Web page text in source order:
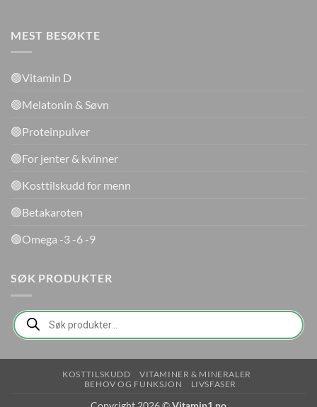
MEST BESØKTE
🟢Vitamin D
🟢Melatonin & Søvn
🟢Proteinpulver
🟢For jenter & kvinner
🟢Kosttilskudd for menn
🟢Betakaroten
🟢Omega -3 -6 -9
SØK PRODUKTER
Products
search
KOSTTILSKUDD
VITAMINER & MINERALER
BEHOV OG FUNKSJON
LIVSFASER